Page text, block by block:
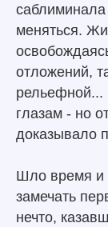
саблиминала
меняться.
отложений,
рельефной...
глазам - но
доказывало
Шло время и
замечать
нечто,